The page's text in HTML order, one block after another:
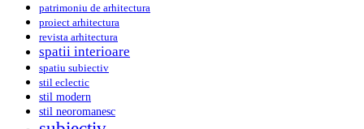
patrimoniu de arhitectura
proiect arhitectura
revista arhitectura
spatii interioare
spatiu subiectiv
stil eclectic
stil modern
stil neoromanesc